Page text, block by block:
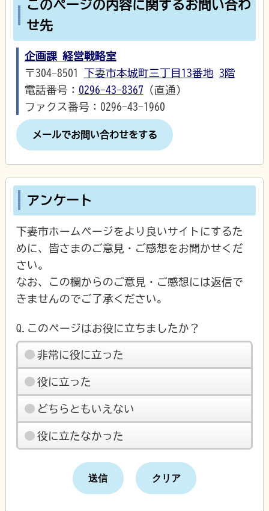
このページの内容に関するお問い合わ
せ先
企画課 経営戦略室
〒304-8501 下妻市本城町三丁目13番地 3階
電話番号： 0296-43-8367 （直通）
ファクス番号：0296-43-1960
メールでお問い合わせをする
アンケート
下妻市ホームページをより良いサイトにするた
めに、皆さまのご意見・ご感想をお聞かせくだ
さい。
なお、この欄からのご意見・ご感想には返信で
きませんのでご了承ください。
Q.このページはお役に立ちましたか？
非常に役に立った
役に立った
どちらともいえない
役に立たなかった